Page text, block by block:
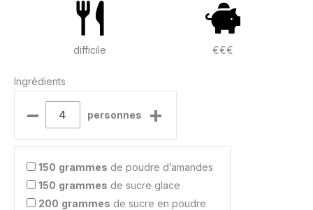
difficile €€€
Ingrédients
– personnes +
150 grammes de poudre d’amandes
150 grammes de sucre glace
200 grammes de sucre en poudre